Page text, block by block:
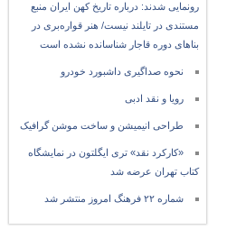
رونمایی شدند: درباره تاریخ کهن ایران منبع
مستندی در تایلند نیست/ هنر قواره‌بری در
بناهای دوره قاجار شناسانده نشده است
نحوه صداگیری داشبورد خودرو
رویا و نقد ادبی
طراحی انیمیشن و ساخت موشن گرافیک
«کارکرد نقد» تری ایگلتون در نمایشگاه
کتاب تهران عرضه شد
شماره ۲۲ فرهنگ امروز منتشر شد